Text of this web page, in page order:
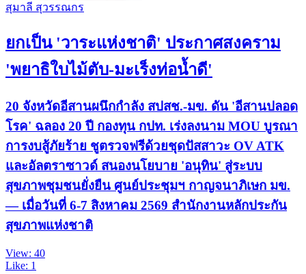
สุมาลี สุวรรณกร
ยกเป็น 'วาระแห่งชาติ' ประกาศสงคราม
'พยาธิใบไม้ตับ-มะเร็งท่อน้ำดี'
20 จังหวัดอีสานผนึกกำลัง สปสช.-มข. ดัน 'อีสานปลอด
โรค' ฉลอง 20 ปี กองทุน กปท. เร่งลงนาม MOU บูรณา
การงบสู้ภัยร้าย ชูตรวจฟรีด้วยชุดปัสสาวะ OV ATK
และอัลตราซาวด์ สนองนโยบาย 'อนุทิน' สู่ระบบ
สุขภาพชุมชนยั่งยืน ศูนย์ประชุมฯ กาญจนาภิเษก มข.
— เมื่อวันที่ 6-7 สิงหาคม 2569 สำนักงานหลักประกัน
สุขภาพแห่งชาติ
View: 40
Like: 1